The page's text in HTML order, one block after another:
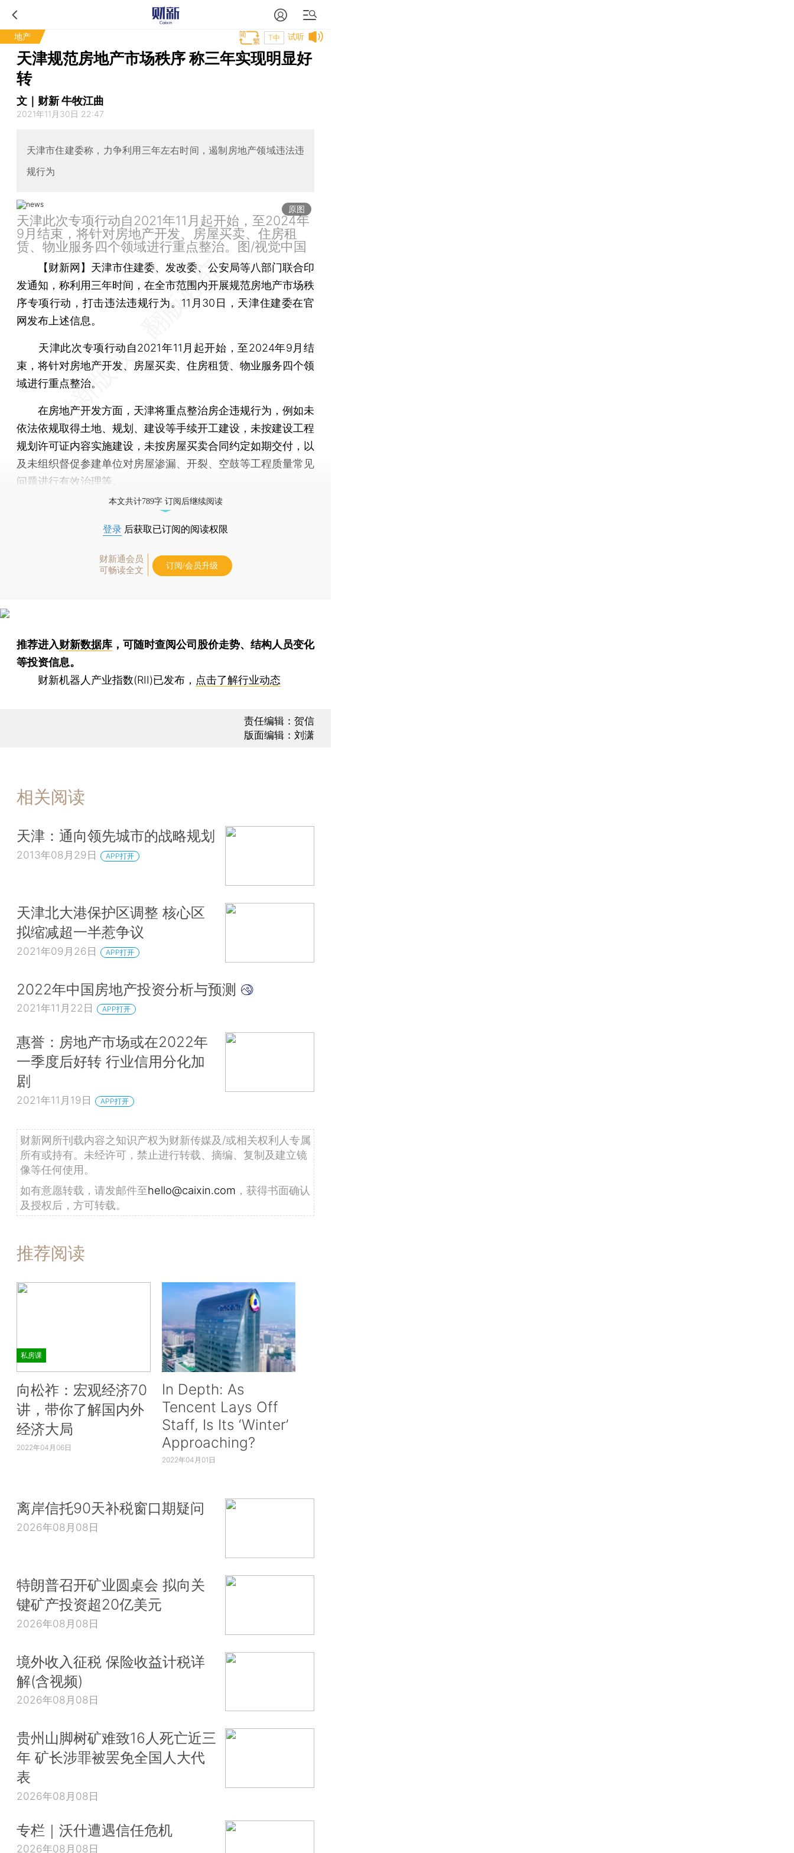
地产 试听
T中
天津规范房地产市场秩序 称三年实现明显好
转
文｜财新 牛牧江曲
2021年11月30日 22:47
天津市住建委称，力争利用三年左右时间，遏制房地产领域违法违
规行为
原图
天津此次专项行动自2021年11月起开始，至2024年
9月结束，将针对房地产开发、房屋买卖、住房租
赁、物业服务四个领域进行重点整治。图/视觉中国
【财新网】 天津市住建委、发改委、公安局等八部门联合印
发通知，称利用三年时间，在全市范围内开展规范房地产市场秩
序专项行动，打击违法违规行为。11月30日，天津住建委在官
网发布上述信息。
天津此次专项行动自2021年11月起开始，至2024年9月结
束，将针对房地产开发、房屋买卖、住房租赁、物业服务四个领
域进行重点整治。
在房地产开发方面，天津将重点整治房企违规行为，例如未
依法依规取得土地、规划、建设等手续开工建设，未按建设工程
规划许可证内容实施建设，未按房屋买卖合同约定如期交付，以
及未组织督促参建单位对房屋渗漏、开裂、空鼓等工程质量常见
问题进行有效治理等。
本文共计789字 订阅后继续阅读
登录 后获取已订阅的阅读权限
财新通会员
可畅读全文
订阅/会员升级
推荐进入财新数据库 ，可随时查阅公司股价走势、结构人员变化
等投资信息。
财新机器人产业指数(RII)已发布， 点击了解行业动态
责任编辑：贺信
版面编辑：刘潇
相关阅读
天津：通向领先城市的战略规划
2013年08月29日 APP打开
天津北大港保护区调整 核心区
拟缩减超一半惹争议
2021年09月26日 APP打开
2022年中国房地产投资分析与预测
2021年11月22日 APP打开
惠誉：房地产市场或在2022年
一季度后好转 行业信用分化加
剧
2021年11月19日 APP打开
财新网所刊载内容之知识产权为财新传媒及/或相关权利人专属
所有或持有。未经许可，禁止进行转载、摘编、复制及建立镜
像等任何使用。
如有意愿转载，请发邮件至hello@caixin.com ，获得书面确认
及授权后，方可转载。
推荐阅读
私房课
向松祚：宏观经济70
讲，带你了解国内外
经济大局
2022年04月06日
In Depth: As
Tencent Lays Off
Staff, Is Its ‘Winter’
Approaching?
2022年04月01日
离岸信托90天补税窗口期疑问
2026年08月08日
特朗普召开矿业圆桌会 拟向关
键矿产投资超20亿美元
2026年08月08日
境外收入征税 保险收益计税详
解(含视频)
2026年08月08日
贵州山脚树矿难致16人死亡近三
年 矿长涉罪被罢免全国人大代
表
2026年08月08日
专栏｜沃什遭遇信任危机
2026年08月08日